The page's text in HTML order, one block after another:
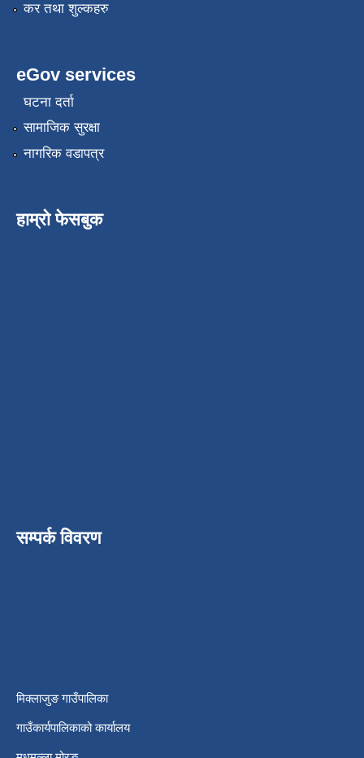
कर तथा शुल्कहरु
eGov services
घटना दर्ता
सामाजिक सुरक्षा
नागरिक वडापत्र
हाम्रो फेसबुक
सम्पर्क विवरण
मिक्लाजुङ गाउँपालिका
गाउँकार्यपालिकाको कार्यालय